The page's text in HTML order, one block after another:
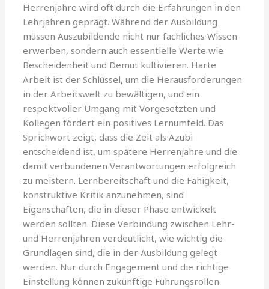
Herrenjahre wird oft durch die Erfahrungen in den
Lehrjahren geprägt. Während der Ausbildung
müssen Auszubildende nicht nur fachliches Wissen
erwerben, sondern auch essentielle Werte wie
Bescheidenheit und Demut kultivieren. Harte
Arbeit ist der Schlüssel, um die Herausforderungen
in der Arbeitswelt zu bewältigen, und ein
respektvoller Umgang mit Vorgesetzten und
Kollegen fördert ein positives Lernumfeld. Das
Sprichwort zeigt, dass die Zeit als Azubi
entscheidend ist, um spätere Herrenjahre und die
damit verbundenen Verantwortungen erfolgreich
zu meistern. Lernbereitschaft und die Fähigkeit,
konstruktive Kritik anzunehmen, sind
Eigenschaften, die in dieser Phase entwickelt
werden sollten. Diese Verbindung zwischen Lehr-
und Herrenjahren verdeutlicht, wie wichtig die
Grundlagen sind, die in der Ausbildung gelegt
werden. Nur durch Engagement und die richtige
Einstellung können zukünftige Führungsrollen